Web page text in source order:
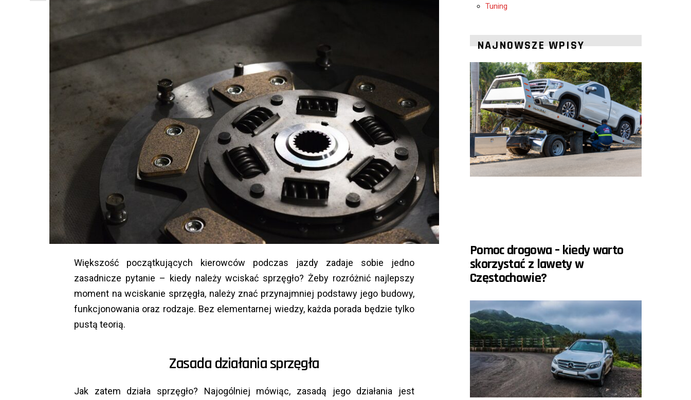
Większość początkujących kierowców podczas jazdy zadaje sobie jedno
zasadnicze pytanie – kiedy należy wciskać sprzęgło? Żeby rozróżnić najlepszy
moment na wciskanie sprzęgła, należy znać przynajmniej podstawy jego budowy,
funkcjonowania oraz rodzaje. Bez elementarnej wiedzy, każda porada będzie tylko
pustą teorią.
Zasada działania sprzęgła
Jak zatem działa sprzęgło? Najogólniej mówiąc, zasadą jego działania jest
Tuning
NAJNOWSZE WPISY
Pomoc drogowa – kiedy warto
skorzystać z lawety w
Częstochowie?